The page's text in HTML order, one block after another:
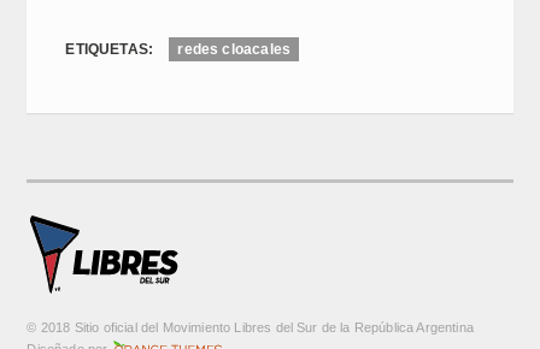
ETIQUETAS: redes cloacales
© 2018 Sitio oficial del Movimiento Libres del Sur de la República Argentina